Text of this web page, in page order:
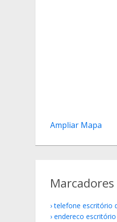
Ampliar Mapa
Marcadores
telefone escritório
endereco